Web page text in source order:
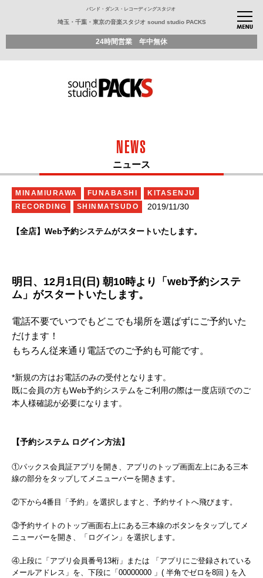
バンド・ダンス・レコーディングスタジオ
埼玉・千葉・東京の音楽スタジオ sound studio PACKS
24時間営業 年中無休
NEWS
ニュース
MINAMIURAWA FUNABASHI
KITASENJU
RECORDING
SHINMATSUDO 2019/11/30
【全店】Web予約システムがスタートいたします。
明日、12月1日(日) 朝10時より「web予約システ
ム」がスタートいたします。
電話不要でいつでもどこでも場所を選ばずにご予約いた
だけます！
もちろん従来通り電話でのご予約も可能です。
*新規の方はお電話のみの受付となります。
既に会員の方もWeb予約システムをご利用の際は一度店頭でのご
本人様確認が必要になります。
【予約システム ログイン方法】
①パックス会員証アプリを開き、アプリのトップ画面左上にある三本
線の部分をタップしてメニューバーを開きます。
②下から4番目「予約」を選択しますと、予約サイトへ飛びます。
③予約サイトのトップ画面右上にある三本線のボタンをタップしてメ
ニューバーを開き、「ログイン」を選択します。
④上段に「アプリ会員番号13桁」または 「アプリにご登録されている
メールアドレス」を、下段に「00000000 」( 半角でゼロを8回 ) を入